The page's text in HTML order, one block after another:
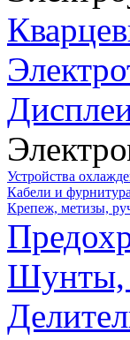
Устройства
Кабели и фурнитура
Крепеж, метизы,
Шунты,